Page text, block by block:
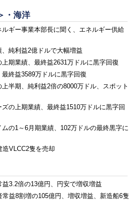
・海洋
ルギー事業本部長に聞く、エネルギー供給
純利益2億ドルで大幅増益
期業績、最終益2631万ドルに黒字回復
終益3589万ドルに黒字回復
半期、純利益2倍の8000万ドル、スポット
の上期業績、最終益1510万ドルに黒字回
の1～6月期業績、102万ドルの最終黒字に
VLCC2隻を売却
3.2倍の13億円、円安で増収増益
益8割増の105億円、増収増益、新造船6隻